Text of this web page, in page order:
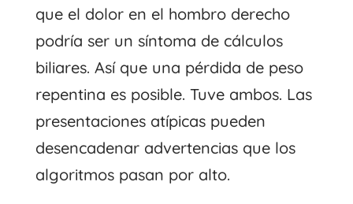
que el dolor en el hombro derecho
podría ser un síntoma de cálculos
biliares. Así que una pérdida de peso
repentina es posible. Tuve ambos. Las
presentaciones atípicas pueden
desencadenar advertencias que los
algoritmos pasan por alto.